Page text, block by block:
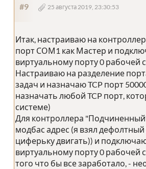
#9 25 августа 2019, 23:30:53
Итак, настраиваю на
порт СОМ1 как Мастер и
виртуальному порту 0 рабочей
Настраиваю на разделение
задач и назначаю TCP порт
назначать любой TCP порт,
системе)
Для контроллера
модбас адрес (я взял
циферьку двигать)) и
виртуальному порту 0 рабочей
того что бы все заработало, -